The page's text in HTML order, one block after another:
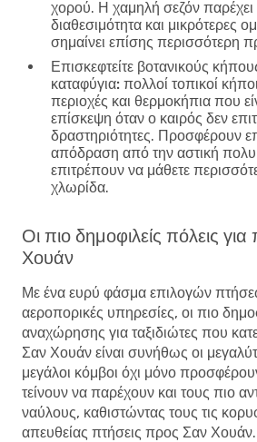
χορού. Η χαμηλή σεζόν παρέχει
διαθεσιμότητα και μικρότερες
σημαίνει επίσης περισσότερη
Επισκεφτείτε βοτανικούς
καταφύγια: πολλοί τοπικοί
περιοχές και θερμοκήπια που
επίσκεψη όταν ο καιρός δεν
δραστηριότητες. Προσφέρουν
απόδραση από την αστική
επιτρέπουν να μάθετε
χλωρίδα.
Οι πιο δημοφιλείς πόλεις
Χουάν
Με ένα ευρύ φάσμα επιλογών
αεροπορικές υπηρεσίες, οι πιο
αναχώρησης για ταξιδιώτες που
Σαν Χουάν είναι συνήθως οι
μεγάλοι κόμβοι όχι μόνο
τείνουν να παρέχουν και τους πιο
ναύλους, καθιστώντας τους τις
απευθείας πτήσεις προς Σαν Χουάν.